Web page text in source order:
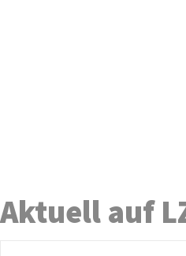
Aktuell auf